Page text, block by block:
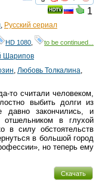
смотреть
1
Русский сериал
HD 1080 to be continued...
Шарипов
Любовь Толкалина
то считали человеком,
выбить долги из
давно закончились, и
в глухой
в силу обстоятельств
в большой город
но теперь ему
Скачать